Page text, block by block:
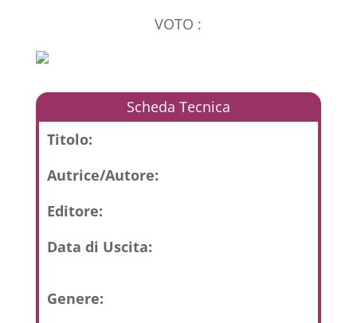
VOTO :
Scheda Tecnica
Titolo:
Autrice/Autore:
Editore:
Data di Uscita:
Genere: